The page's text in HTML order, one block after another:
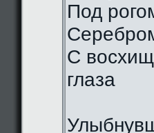
Под
С
глаза